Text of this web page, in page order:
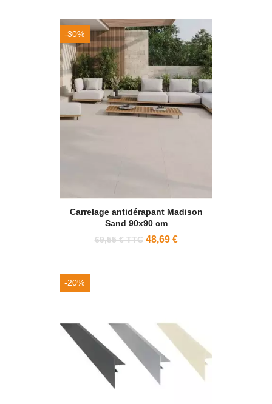
Carrelage antidérapant Madison
Sand 90x90 cm
69,55 € TTC 48,69 €
-30%
-20%